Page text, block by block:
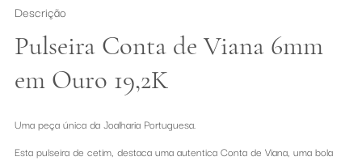
Descrição
Pulseira Conta de Viana 6mm
em Ouro 19,2K
Uma peça única da Joalharia Portuguesa.
Esta pulseira de cetim, destaca uma autentica Conta de Viana, uma bola